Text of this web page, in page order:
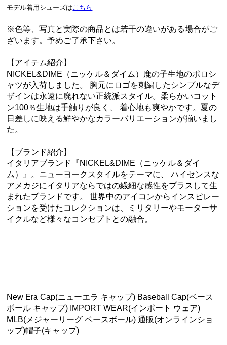
モデル着用シューズは こちら
※色等、写真と実際の商品とは若干の違いがある場合がご
ざいます。予めご了承下さい。
【アイテム紹介】
NICKEL&DIME（ニッケル＆ダイム）鹿の子生地のポロシ
ャツが入荷しました。 胸元にロゴを刺繍したシンプルなデ
ザインは永遠に廃れない正統派スタイル。柔らかいコット
ン100％生地は手触りが良く、 着心地も爽やかです。夏の
日差しに映える鮮やかなカラーバリエーションが揃いまし
た。
【ブランド紹介】
イタリアブランド『NICKEL&DIME（ニッケル＆ダイ
ム）』。ニューヨークスタイルをテーマに、 ハイセンスな
アメカジにイタリアならではの繊細な感性をプラスして生
まれたブランドです。 世界中のアイコンからインスピレー
ションを受けたコレクションは、ミリタリーやモーターサ
イクルなど様々なコンセプトとの融合。
New Era Cap(ニューエラ キャップ) Baseball Cap(ベース
ボール キャップ) IMPORT WEAR(インポート ウェア)
MLB(メジャーリーグ ベースボール) 通販(オンラインショ
ップ)帽子(キャップ)